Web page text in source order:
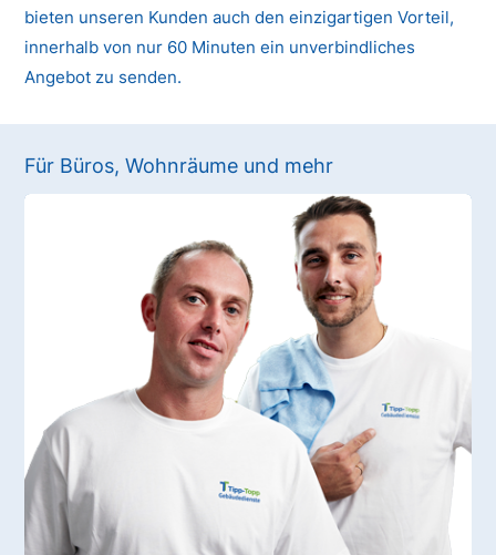
bieten unseren Kunden auch den einzigartigen Vorteil,
innerhalb von nur 60 Minuten ein unverbindliches
Angebot zu senden.
Für Büros, Wohnräume und mehr